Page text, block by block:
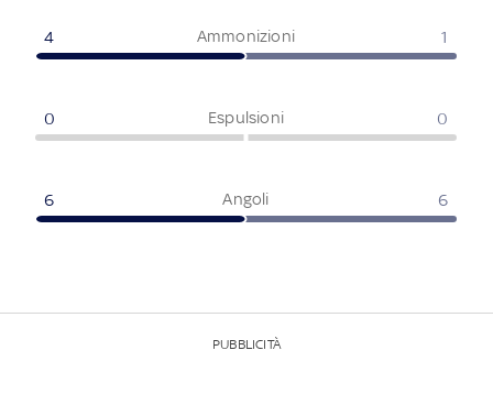
Ammonizioni
4 1
Espulsioni
0 0
Angoli
6 6
PUBBLICITÀ